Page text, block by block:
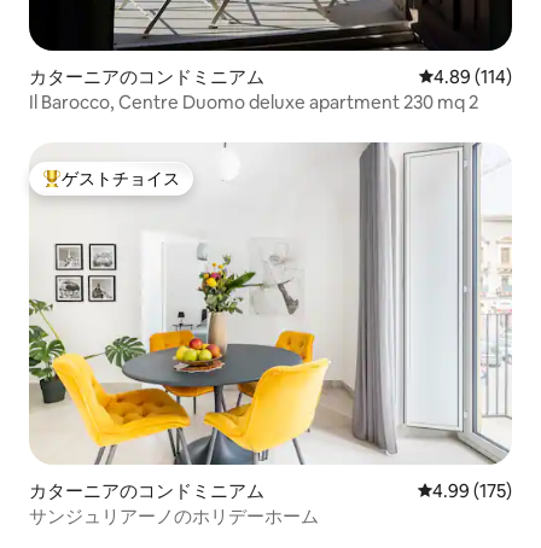
カターニアのコンドミニアム レビュー114
4.89 (114)
Il Barocco, Centre Duomo deluxe apartment 230 mq 2
大好評のゲストチョイスです。
ゲストチョイス
カターニアのコンドミニアム レビュー175
4.99 (175)
サンジュリアーノのホリデーホーム